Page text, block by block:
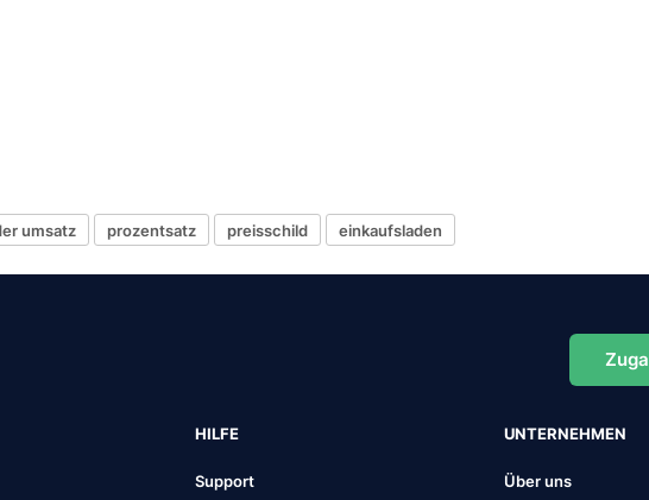
umsatz prozentsatz preisschild einkaufsladen
HILFE
Support
UNTERNEHMEN
Über uns